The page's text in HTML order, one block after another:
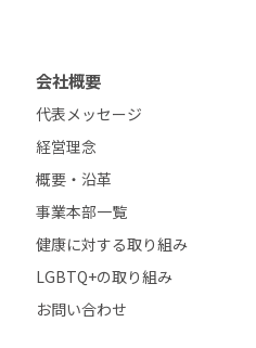
会社概要
代表メッセージ
経営理念
概要・沿革
事業本部一覧
健康に対する取り組み
LGBTQ+の取り組み
お問い合わせ